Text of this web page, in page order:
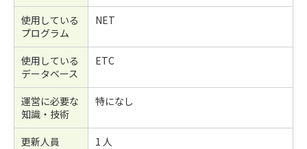
使用している
プログラム
NET
使用している
データベース
ETC
運営に必要な
知識・技術
特になし
更新人員
1 人